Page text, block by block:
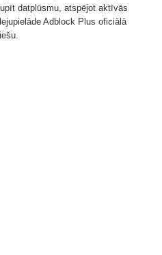
datplūsmu, atspējot aktīvās
Adblock Plus oficiālā